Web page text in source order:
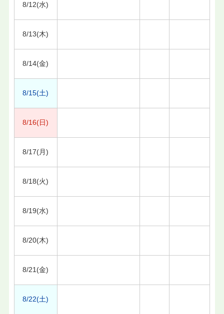
8/12(水)
8/13(木)
8/14(金)
8/15(土)
8/16(日)
8/17(月)
8/18(火)
8/19(水)
8/20(木)
8/21(金)
8/22(土)